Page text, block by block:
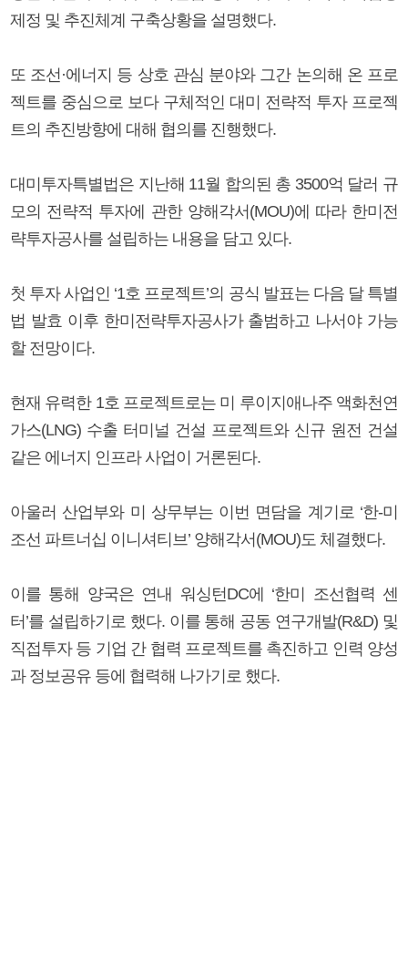
제정 및 추진체계 구축상황을 설명했다.
또 조선·에너지 등 상호 관심 분야와 그간 논의해 온 프로
젝트를 중심으로 보다 구체적인 대미 전략적 투자 프로젝
트의 추진방향에 대해 협의를 진행했다.
대미투자특별법은 지난해 11월 합의된 총 3500억 달러 규
모의 전략적 투자에 관한 양해각서(MOU)에 따라 한미전
략투자공사를 설립하는 내용을 담고 있다.
첫 투자 사업인 ‘1호 프로젝트’의 공식 발표는 다음 달 특별
법 발효 이후 한미전략투자공사가 출범하고 나서야 가능
할 전망이다.
현재 유력한 1호 프로젝트로는 미 루이지애나주 액화천연
가스(LNG) 수출 터미널 건설 프로젝트와 신규 원전 건설
같은 에너지 인프라 사업이 거론된다.
아울러 산업부와 미 상무부는 이번 면담을 계기로 ‘한-미
조선 파트너십 이니셔티브’ 양해각서(MOU)도 체결했다.
이를 통해 양국은 연내 워싱턴DC에 ‘한미 조선협력 센
터’를 설립하기로 했다. 이를 통해 공동 연구개발(R&D) 및
직접투자 등 기업 간 협력 프로젝트를 촉진하고 인력 양성
과 정보공유 등에 협력해 나가기로 했다.